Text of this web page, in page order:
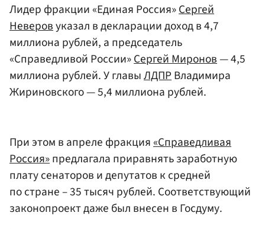
Лидер фракции «Единая Россия»Сергей
Неверовуказал в декларации доход в 4,7
миллиона рублей, а председатель
«Справедливой России»Сергей Миронов— 4,5
миллиона рублей. У главыЛДПРВладимира
Жириновского — 5,4 миллиона рублей.
При этом в апреле фракция«Справедливая
Россия»предлагала приравнять заработную
плату сенаторов и депутатов к средней
по стране – 35 тысяч рублей. Соответствующий
законопроект даже был внесен в Госдуму.